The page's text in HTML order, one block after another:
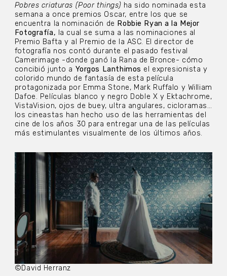
Pobres criaturas (Poor things) ha sido nominada esta
semana a once premios Oscar, entre los que se
encuentra la nominación de Robbie Ryan a la Mejor
Fotografía, la cual se suma a las nominaciones al
Premio Bafta y al Premio de la ASC. El director de
fotografía nos contó durante el pasado festival
Camerimage -donde ganó la Rana de Bronce- cómo
concibió junto a Yorgos Lanthimos el expresionista y
colorido mundo de fantasía de esta película
protagonizada por Emma Stone, Mark Ruffalo y William
Dafoe. Películas blanco y negro Doble X y Ektachrome,
VistaVision, ojos de buey, ultra angulares, cicloramas…
los cineastas han hecho uso de las herramientas del
cine de los años 30 para entregar una de las películas
más estimulantes visualmente de los últimos años.
©David Herranz